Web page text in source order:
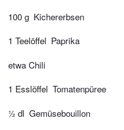
100 g Kichererbsen
1 Teelöffel Paprika
etwa Chili
1 Esslöffel Tomatenpüree
½ dl Gemüsebouillon